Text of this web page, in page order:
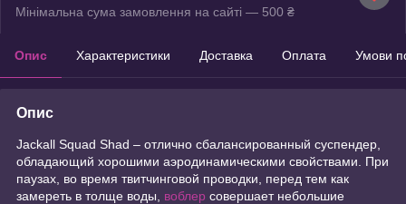
Мінімальна сума замовлення на сайті — 500 ₴
Опис Характеристики Доставка Оплата Умови
Опис
Jackall Squad Shad – отлично сбалансированный суспендер,
обладающий хорошими аэродинамическими свойствами. При
паузах, во время твитчинговой проводки, перед тем как
замереть в толще воды, воблер совершает небольшие